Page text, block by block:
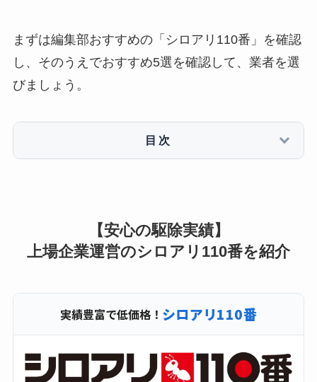
まずは編集部おすすめの「シロアリ110番」を確認
し、そのうえでおすすめ5選を確認して、業者を選
びましょう。
目次
【安心の駆除実績】
上場企業運営のシロアリ110番を紹介
実績豊富で低価格！ シロアリ110番